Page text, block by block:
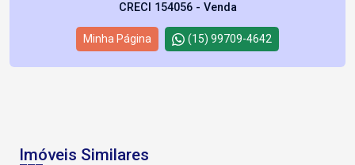
CRECI 154056 - Venda
Minha Página (15) 99709-4642
Imóveis Similares